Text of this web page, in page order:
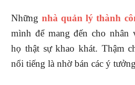
Những nhà quản lý thành
mình để mang đến cho nhân
họ thật sự khao khát. Thậm
nổi tiếng là nhờ bán các ý